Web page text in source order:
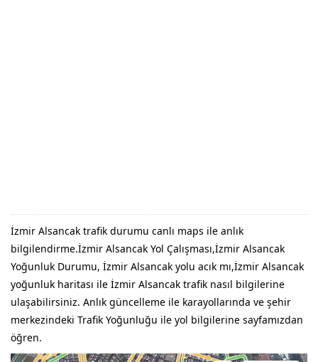
İzmir Alsancak trafik durumu canlı maps ile anlık
bilgilendirme.İzmir Alsancak Yol Çalışması,İzmir Alsancak
Yoğunluk Durumu, İzmir Alsancak yolu acık mı,İzmir Alsancak
yoğunluk haritası ile İzmir Alsancak trafik nasıl bilgilerine
ulaşabilirsiniz. Anlık güncelleme ile karayollarında ve şehir
merkezindeki Trafik Yoğunluğu ile yol bilgilerine sayfamızdan
öğren.